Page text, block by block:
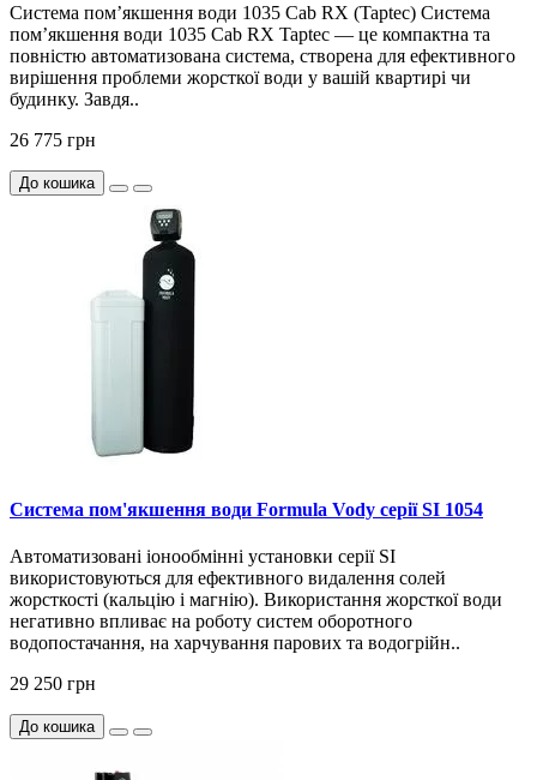
Система пом’якшення води 1035 Cab RX (Taptec) Система
пом’якшення води 1035 Cab RX Taptec — це компактна та
повністю автоматизована система, створена для ефективного
вирішення проблеми жорсткої води у вашій квартирі чи
будинку. Завдя..
26 775 грн
До кошика
Система пом'якшення води Formula Vody серії SI 1054
Автоматизовані іонообмінні установки серії SI
використовуються для ефективного видалення солей
жорсткості (кальцію і магнію). Використання жорсткої води
негативно впливає на роботу систем оборотного
водопостачання, на харчування парових та водогрійн..
29 250 грн
До кошика